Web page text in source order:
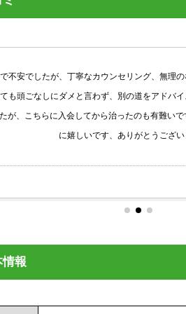
不安でしたが、丁寧なカウンセリング、無理
も頭ごなしにダメと言わず、別の道をアドバ
が、こちらに入会してから治ったのも有難い
に嬉しいです、ありがとうござい
報